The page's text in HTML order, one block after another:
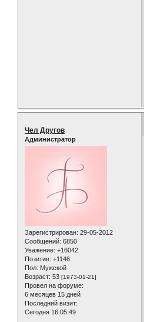
Чел Другов
Администратор
Зарегистрирован: 29-05-2012
Сообщений: 6850
Уважение: +16042
Позитив: +1146
Пол: Мужской
Возраст: 53 [1973-01-21]
Провел на форуме:
6 месяцев 15 дней
Последний визит:
Сегодня 16:05:49